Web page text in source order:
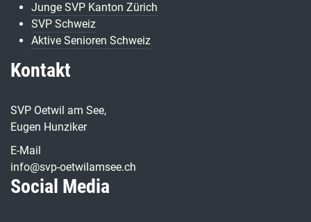
Junge SVP Kanton Zürich
SVP Schweiz
Aktive Senioren Schweiz
Kontakt
SVP Oetwil am See,
Eugen Hunziker
E-Mail
info@svp-oetwilamsee.ch
Social Media